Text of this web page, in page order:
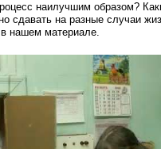
наилучшим образом?
сдавать на разные случаи
нашем материале.